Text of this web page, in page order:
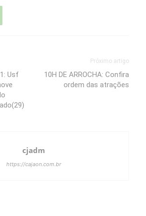
Usf
Próximo artigo
10H DE ARROCHA: Confira
ordem das atrações
cjadm
https://cajaon.com.br